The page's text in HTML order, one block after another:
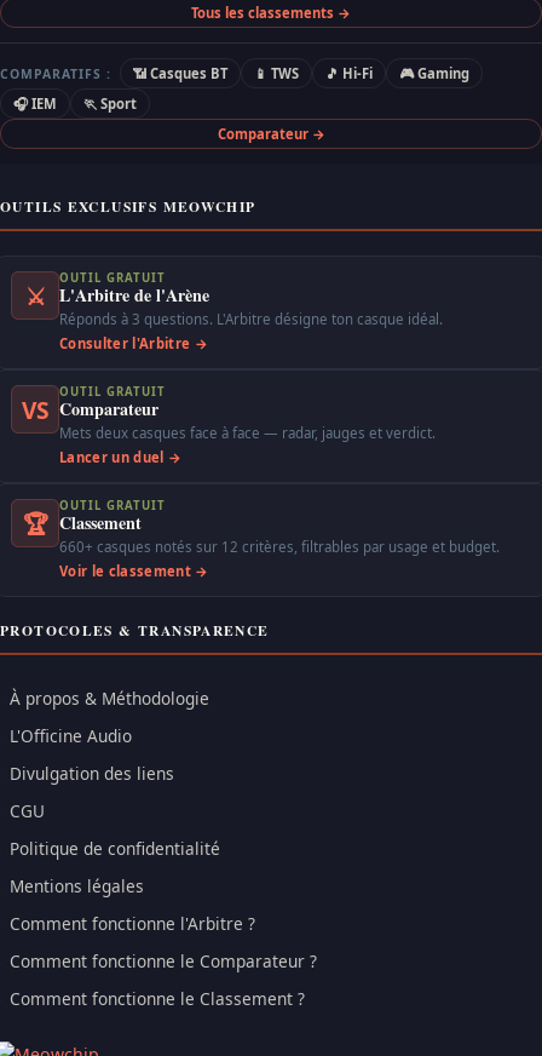
Tous les classements →
COMPARATIFS : 📶 Casques BT 📱 TWS 🎵 Hi-Fi
🎮 Gaming
🎧 IEM
🏃 Sport
Comparateur →
OUTILS EXCLUSIFS MEOWCHIP
⚔
OUTIL GRATUIT
L'Arbitre de l'Arène
Réponds à 3 questions. L'Arbitre désigne ton casque idéal.
Consulter l'Arbitre →
VS
OUTIL GRATUIT
Comparateur
Mets deux casques face à face — radar, jauges et verdict.
Lancer un duel →
🏆
OUTIL GRATUIT
Classement
660+ casques notés sur 12 critères, filtrables par usage et budget.
Voir le classement →
PROTOCOLES & TRANSPARENCE
À propos & Méthodologie
L'Officine Audio
Divulgation des liens
CGU
Politique de confidentialité
Mentions légales
Comment fonctionne l'Arbitre ?
Comment fonctionne le Comparateur ?
Comment fonctionne le Classement ?